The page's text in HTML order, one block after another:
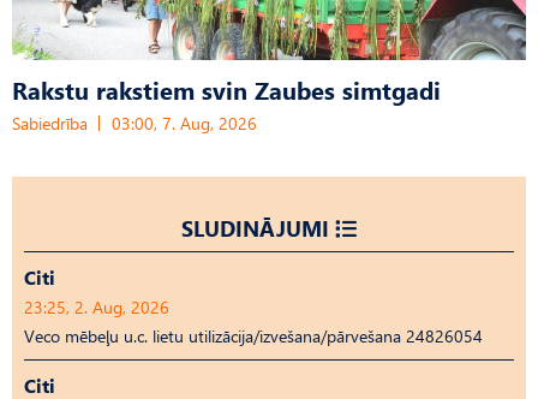
Rakstu rakstiem svin Zaubes simtgadi
Sabiedrība 03:00, 7. Aug, 2026
SLUDINĀJUMI
Citi
23:25, 2. Aug, 2026
Veco mēbeļu u.c. lietu utilizācija/izvešana/pārvešana 24826054
Citi